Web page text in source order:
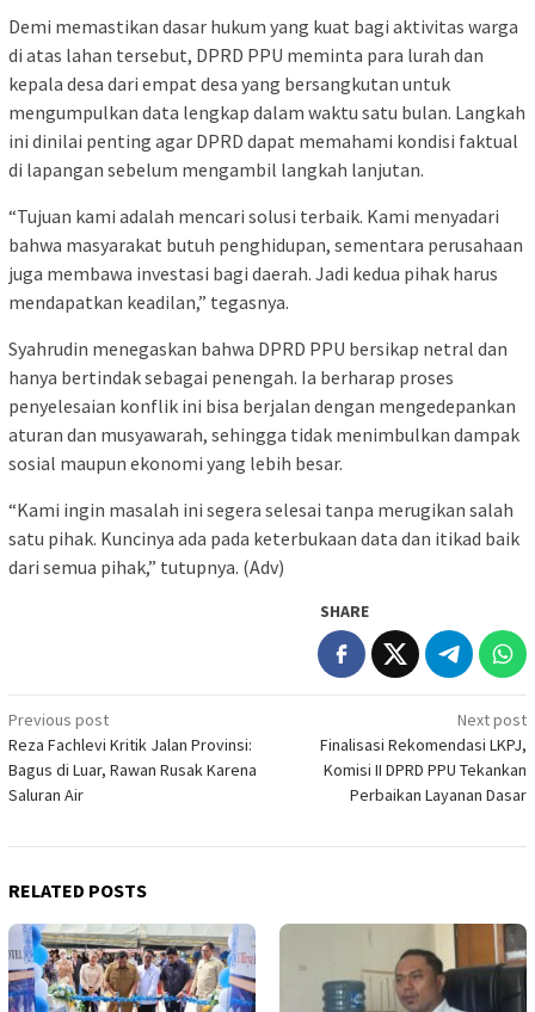
Demi memastikan dasar hukum yang kuat bagi aktivitas warga
di atas lahan tersebut, DPRD PPU meminta para lurah dan
kepala desa dari empat desa yang bersangkutan untuk
mengumpulkan data lengkap dalam waktu satu bulan. Langkah
ini dinilai penting agar DPRD dapat memahami kondisi faktual
di lapangan sebelum mengambil langkah lanjutan.
“Tujuan kami adalah mencari solusi terbaik. Kami menyadari
bahwa masyarakat butuh penghidupan, sementara perusahaan
juga membawa investasi bagi daerah. Jadi kedua pihak harus
mendapatkan keadilan,” tegasnya.
Syahrudin menegaskan bahwa DPRD PPU bersikap netral dan
hanya bertindak sebagai penengah. Ia berharap proses
penyelesaian konflik ini bisa berjalan dengan mengedepankan
aturan dan musyawarah, sehingga tidak menimbulkan dampak
sosial maupun ekonomi yang lebih besar.
“Kami ingin masalah ini segera selesai tanpa merugikan salah
satu pihak. Kuncinya ada pada keterbukaan data dan itikad baik
dari semua pihak,” tutupnya. (Adv)
SHARE
Post
navigation
Previous post
Reza Fachlevi Kritik Jalan Provinsi:
Bagus di Luar, Rawan Rusak Karena
Saluran Air
Next post
Finalisasi Rekomendasi LKPJ,
Komisi II DPRD PPU Tekankan
Perbaikan Layanan Dasar
RELATED POSTS